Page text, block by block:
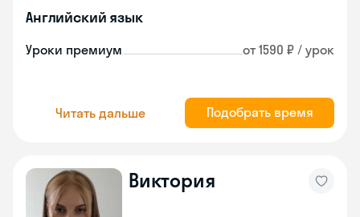
Английский язык
Уроки премиум от 1590 ₽ / урок
Читать дальше Подобрать время
Виктория